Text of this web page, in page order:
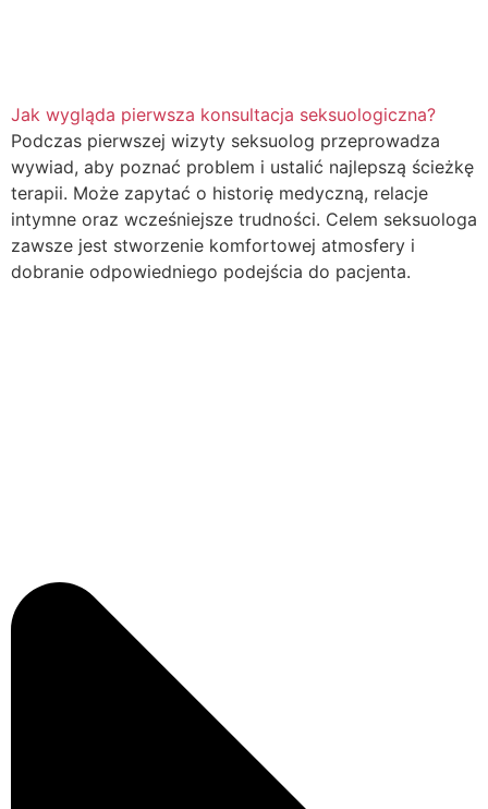
Jak wygląda pierwsza konsultacja seksuologiczna?
Podczas pierwszej wizyty seksuolog przeprowadza
wywiad, aby poznać problem i ustalić najlepszą ścieżkę
terapii. Może zapytać o historię medyczną, relacje
intymne oraz wcześniejsze trudności. Celem seksuologa
zawsze jest stworzenie komfortowej atmosfery i
dobranie odpowiedniego podejścia do pacjenta.